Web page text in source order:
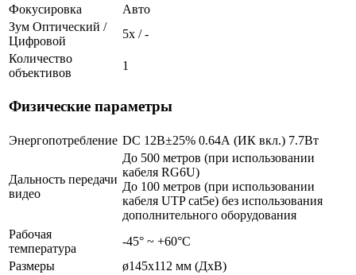
Фокусировка
Авто
Зум Оптический /
Цифровой
5х / -
Количество
объективов
1
Физические параметры
Энергопотребление DC 12В±25% 0.64А (ИК вкл.) 7.7Вт
Дальность передачи
видео
До 500 метров (при использовании
кабеля RG6U)
До 100 метров (при использовании
кабеля UTP cat5e) без использования
дополнительного оборудования
Рабочая
температура
-45° ~ +60°С
Размеры
ø145х112 мм (ДхВ)